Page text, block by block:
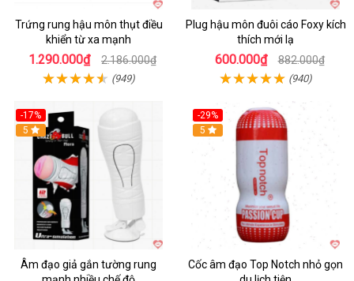
Trứng rung hậu môn thụt điều
khiển từ xa mạnh
1.290.000₫ 2.186.000₫
(949)
Plug hậu môn đuôi cáo Foxy kích
thích mới lạ
600.000₫ 882.000₫
(940)
-17%
5
Âm đạo giả gắn tường rung
-29%
5
Cốc âm đạo Top Notch nhỏ gọn